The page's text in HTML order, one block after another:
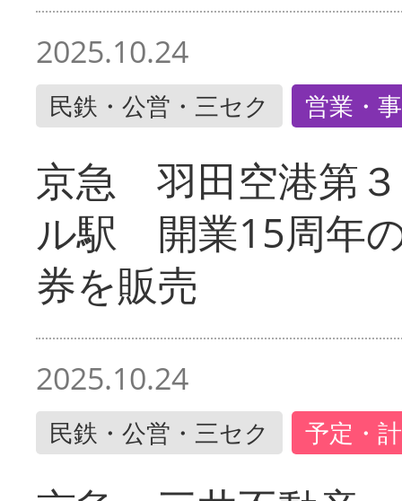
2025.10.24
民鉄・公営・三セク 営業・
京急 羽田空港第
ル駅 開業15周年
券を販売
2025.10.24
民鉄・公営・三セク 予定・